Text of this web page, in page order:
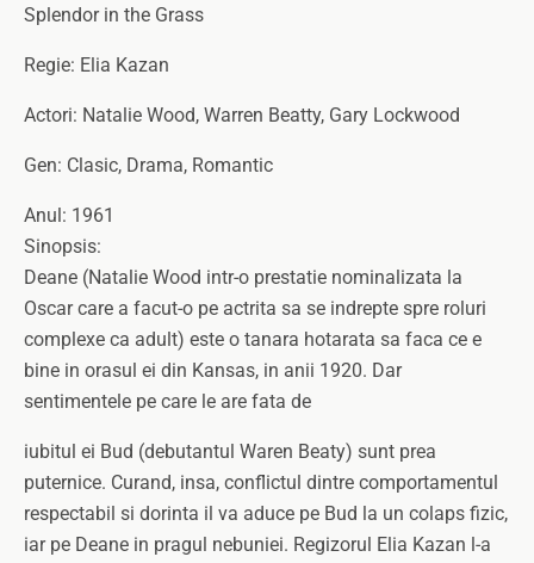
Splendor in the Grass
Regie: Elia Kazan
Actori: Natalie Wood, Warren Beatty, Gary Lockwood
Gen: Clasic, Drama, Romantic
Anul: 1961
Sinopsis:
Deane (Natalie Wood intr-o prestatie nominalizata la
Oscar care a facut-o pe actrita sa se indrepte spre roluri
complexe ca adult) este o tanara hotarata sa faca ce e
bine in orasul ei din Kansas, in anii 1920. Dar
sentimentele pe care le are fata de
iubitul ei Bud (debutantul Waren Beaty) sunt prea
puternice. Curand, insa, conflictul dintre comportamentul
respectabil si dorinta il va aduce pe Bud la un colaps fizic,
iar pe Deane in pragul nebuniei. Regizorul Elia Kazan l-a